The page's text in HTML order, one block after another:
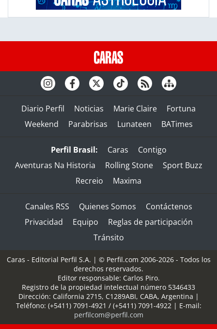
Diario Perfil Noticias Marie Claire
Fortuna
Weekend
Parabrisas Lunateen BATimes
Perfil Brasil: Caras
Contigo
Aventuras Na Historia
Rolling Stone
Sport Buzz
Recreio
Maxima
Canales RSS Quienes Somos
Contáctenos
Privacidad
Equipo
Reglas de participación
Tránsito
Caras - Editorial Perfil S.A. | © Perfil.com 2006-2026 - Todos los
derechos reservados.
Editor responsable: Carlos Piro.
Registro de la propiedad intelectual número 5346433
Dirección: California 2715, C1289ABI, CABA, Argentina |
Teléfono: (+5411) 7091-4921 / (+5411) 7091-4922| E-mail:
perfilcom@perfil.com